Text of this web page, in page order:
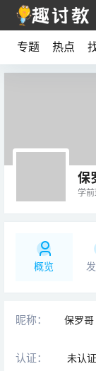
专题 热点
保
学
概览
昵称： 保罗哥
认证： 未认证